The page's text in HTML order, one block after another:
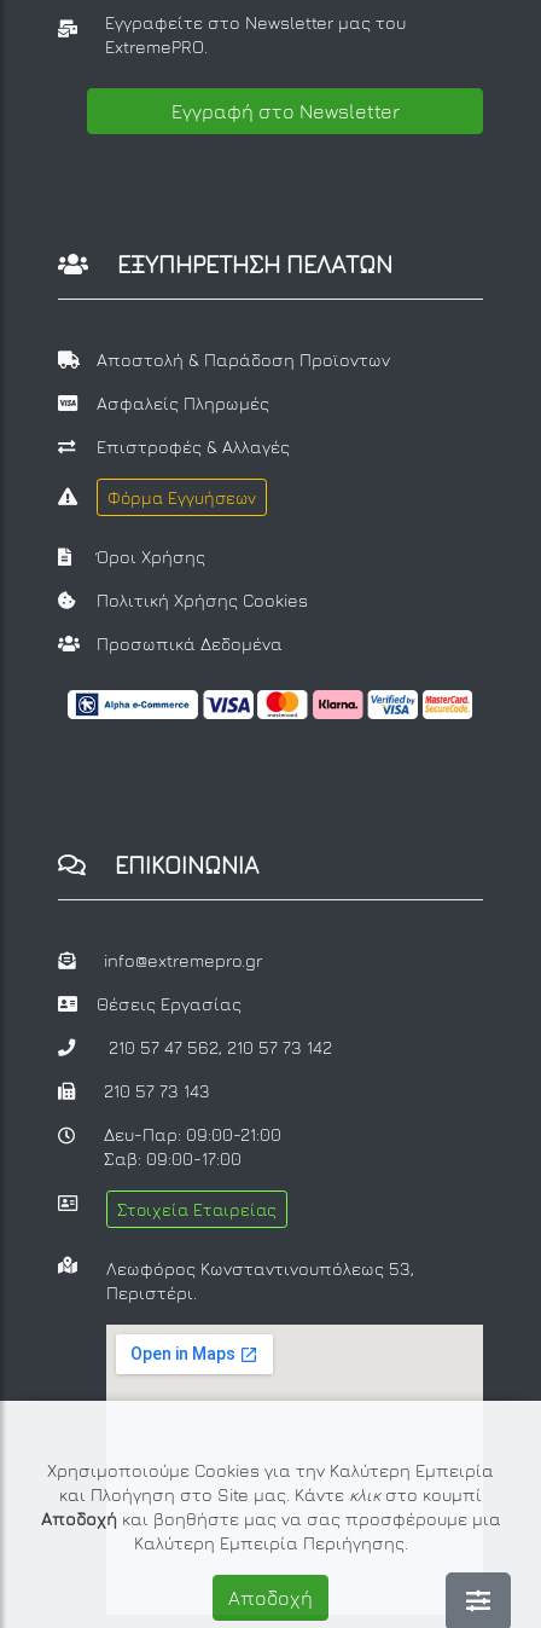
Χρησιμοποιούμε Cookies για την Καλύτερη Εμπειρία
και Πλοήγηση στο Site μας. Κάντε κλικ στο κουμπί
Αποδοχήκαι βοηθήστε μας να σας προσφέρουμε μια
Καλύτερη Εμπειρία Περιήγησης.
Αποδοχή
Εγγραφείτε στο Newsletter μας του
ExtremePRO.
Εγγραφή στο Newsletter
ΕΞΥΠΗΡΕΤΗΣΗ ΠΕΛΑΤΩΝ
Αποστολή & Παράδοση Προϊοντων
Ασφαλείς Πληρωμές
Επιστροφές & Αλλαγές
Φόρμα Εγγυήσεων
Όροι Χρήσης
Πολιτική Χρήσης Cookies
Προσωπικά Δεδομένα
ΕΠΙΚΟΙΝΩΝΙΑ
info@extremepro.gr
Θέσεις Εργασίας
210 57 47 562, 210 57 73 142
210 57 73 143
Δευ-Παρ: 09:00-21:00
Σαβ: 09:00-17:00
Στοιχεία Εταιρείας
Λεωφόρος Κωνσταντινουπόλεως 53,
Περιστέρι.